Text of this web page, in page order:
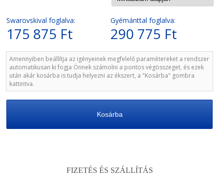
Swarovskival foglalva:
175 875 Ft
Gyémánttal foglalva:
290 775 Ft
Amennyiben beállítja az igényeinek megfelelő paramétereket a rendszer
automatikusan ki fogja Önnek számolni a pontos végösszeget, és ezek
után akár kosárba is tudja helyezni az ékszert, a "Kosárba" gombra
kattintva.
Kosárba
FIZETÉS ÉS SZÁLLÍTÁS